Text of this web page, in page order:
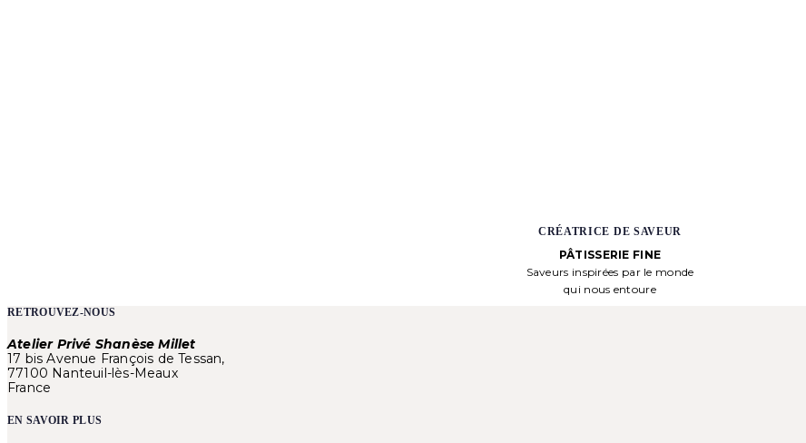
CRÉATRICE DE SAVEUR
PÂTISSERIE FINE
Saveurs inspirées par le monde
qui nous entoure
RETROUVEZ-NOUS
Atelier Privé Shanèse Millet
17 bis Avenue François de Tessan,
77100 Nanteuil-lès-Meaux
France
EN SAVOIR PLUS